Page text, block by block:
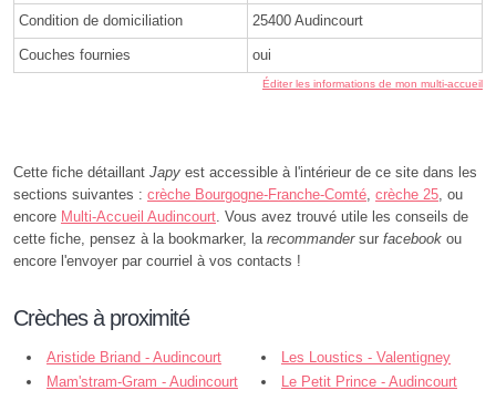
Condition de domiciliation 25400 Audincourt
Couches fournies oui
Éditer les informations de mon multi-accueil
Cette fiche détaillant Japy est accessible à l'intérieur de ce site dans les
sections suivantes : crèche Bourgogne-Franche-Comté, crèche 25, ou
encore Multi-Accueil Audincourt. Vous avez trouvé utile les conseils de
cette fiche, pensez à la bookmarker, la recommandersur facebook ou
encore l'envoyer par courriel à vos contacts !
Crèches à proximité
Aristide Briand - Audincourt
Les Loustics - Valentigney
Mam'stram-Gram - Audincourt
Le Petit Prince - Audincourt